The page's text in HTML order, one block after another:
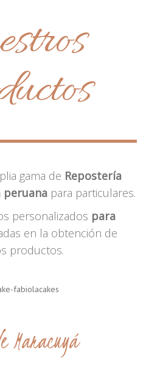
gama de Repostería
para particulares.
personalizados para
en la obtención de
productos.
Maracuyá